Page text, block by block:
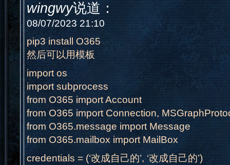
wingwy说道：
08/07/2023 21:10
pip3 install O365
然后可以用模板
import os
import subprocess
from O365 import Account
from O365 import Connection,
from O365.message import Message
from O365.mailbox import MailBox
credentials = (‘改成自己的’, ‘改成自己的’)